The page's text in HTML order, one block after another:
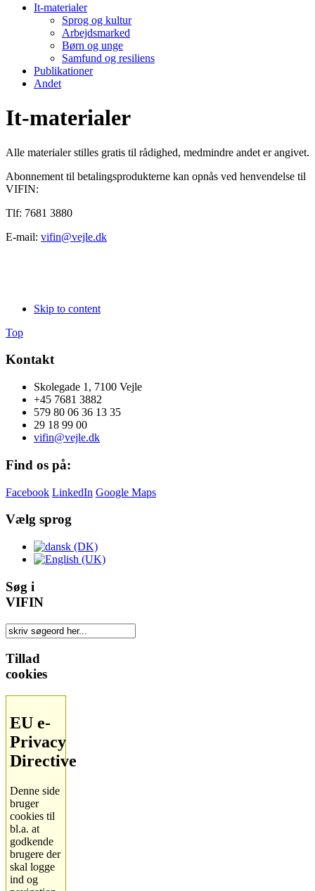
It-materialer
Sprog og kultur
Arbejdsmarked
Børn og unge
Samfund og resiliens
Publikationer
Andet
It-materialer
Alle materialer stilles gratis til rådighed, medmindre andet er angivet.
Abonnement til betalingsprodukterne kan opnås ved henvendelse til
VIFIN:
Tlf: 7681 3880
E-mail: vifin@vejle.dk
Skip to content
Top
Kontakt
Skolegade 1, 7100 Vejle
+45 7681 3882
579 80 06 36 13 35
29 18 99 00
vifin@vejle.dk
Find os på:
Facebook LinkedIn Google Maps
Vælg sprog
Søg i
VIFIN
Tillad
cookies
EU e-
Privacy
Directive
Denne side
bruger
cookies til
bl.a. at
godkende
brugere der
skal logge
ind og